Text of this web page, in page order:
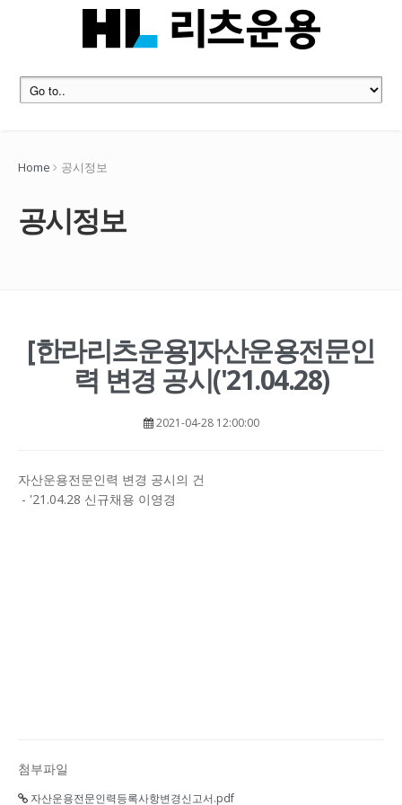
Home 공시정보
공시정보
[한라리츠운용]자산운용전문인
력 변경 공시('21.04.28)
2021-04-28 12:00:00
자산운용전문인력 변경 공시의 건
- '21.04.28 신규채용 이영경
첨부파일
자산운용전문인력등록사항변경신고서.pdf